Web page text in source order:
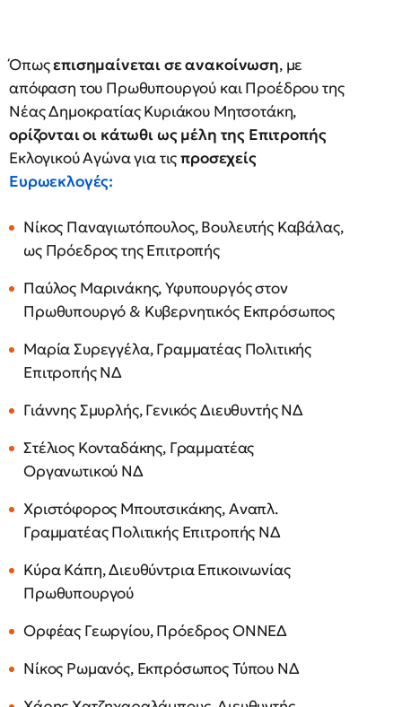
Όπωςεπισημαίνεται σε ανακοίνωση, με
απόφαση του Πρωθυπουργού και Προέδρου της
Νέας Δημοκρατίας Κυριάκου Μητσοτάκη,
ορίζονται οι κάτωθι ως μέλη της Επιτροπής
Εκλογικού Αγώνα για τιςπροσεχείς
Ευρωεκλογές:
Νίκος Παναγιωτόπουλος, Βουλευτής Καβάλας,
ως Πρόεδρος της Επιτροπής
Παύλος Μαρινάκης, Υφυπουργός στον
Πρωθυπουργό & Κυβερνητικός Εκπρόσωπος
Μαρία Συρεγγέλα, Γραμματέας Πολιτικής
Επιτροπής ΝΔ
Γιάννης Σμυρλής, Γενικός Διευθυντής ΝΔ
Στέλιος Κονταδάκης, Γραμματέας
Οργανωτικού ΝΔ
Χριστόφορος Μπουτσικάκης, Αναπλ.
Γραμματέας Πολιτικής Επιτροπής ΝΔ
Κύρα Κάπη, Διευθύντρια Επικοινωνίας
Πρωθυπουργού
Ορφέας Γεωργίου, Πρόεδρος ΟΝΝΕΔ
Νίκος Ρωμανός, Εκπρόσωπος Τύπου ΝΔ